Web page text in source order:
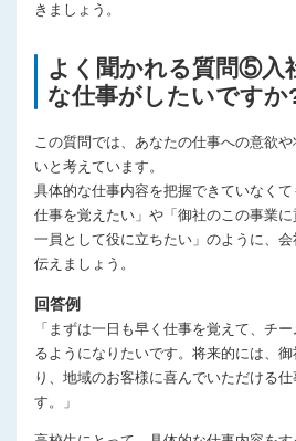
きましょう。
よく聞かれる質問⑤入
な仕事がしたいですか
この質問では、あなたの仕事への意欲
いと考えています。
具体的な仕事内容を把握できていなくて
仕事を覚えたい」や「御社のこの事業
一員として役に立ちたい」のように、
伝えましょう。
回答例
「まずは一日も早く仕事を覚えて、チ
るようになりたいです。将来的には、
り、地域のお客様に喜んでいただける
す。」